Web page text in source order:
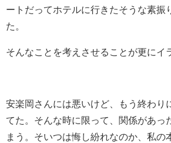
ートだってホテルに行きたそうな素振
た。
そんなことを考えさせることが更にイ
安楽岡さんには悪いけど、もう終わり
てた。そんな時に限って、関係があっ
まう。そいつは悔し紛れなのか、私の